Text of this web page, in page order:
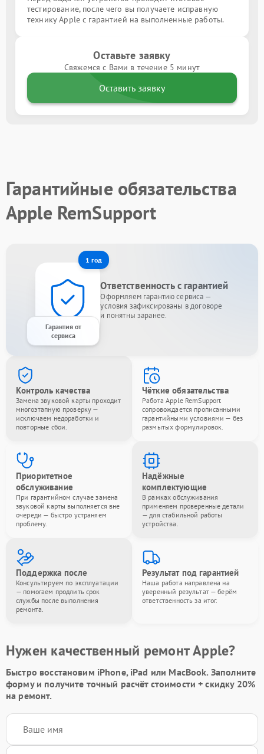
тестирование, после чего вы получаете исправную
технику Apple с гарантией на выполненные работы.
Оставьте заявку
Свяжемся с Вами в течение 5 минут
Оставить заявку
Гарантийные обязательства
Apple RemSupport
1 год
Гарантия от
сервиса
Ответственность с гарантией
Оформляем гарантию сервиса —
условия зафиксированы в договоре
и понятны заранее.
Контроль качества
Замена звуковой карты проходит
многоэтапную проверку —
исключаем недоработки и
повторные сбои.
Чёткие обязательства
Работа Apple RemSupport
сопровождается прописанными
гарантийными условиями — без
размытых формулировок.
Приоритетное
обслуживание
При гарантийном случае замена
звуковой карты выполняется вне
очереди — быстро устраняем
проблему.
Надёжные
комплектующие
В рамках обслуживания
применяем проверенные детали
— для стабильной работы
устройства.
Поддержка после
Консультируем по эксплуатации
— помогаем продлить срок
службы после выполнения
ремонта.
Результат под гарантией
Наша работа направлена на
уверенный результат — берём
ответственность за итог.
Нужен качественный ремонт Apple?
Быстро восстановим iPhone, iPad или MacBook. Заполните
формуи получите точный расчёт стоимости +скидку 20%
на ремонт.